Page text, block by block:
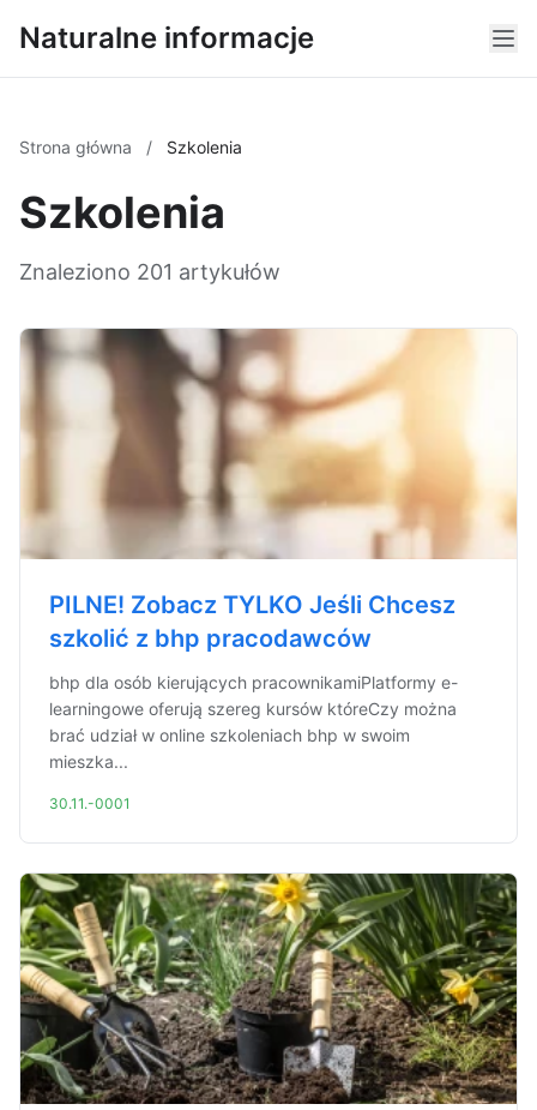
Naturalne informacje
Strona główna / Szkolenia
Szkolenia
Znaleziono 201 artykułów
PILNE! Zobacz TYLKO Jeśli Chcesz
szkolić z bhp pracodawców
bhp dla osób kierujących pracownikamiPlatformy e-
learningowe oferują szereg kursów któreCzy można
brać udział w online szkoleniach bhp w swoim
mieszka...
30.11.-0001